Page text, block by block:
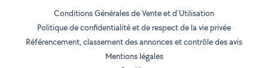
Conditions Générales de Vente et d'Utilisation
Politique de confidentialité et de respect de la vie privée
Référencement, classement des annonces et contrôle des avis
Mentions légales